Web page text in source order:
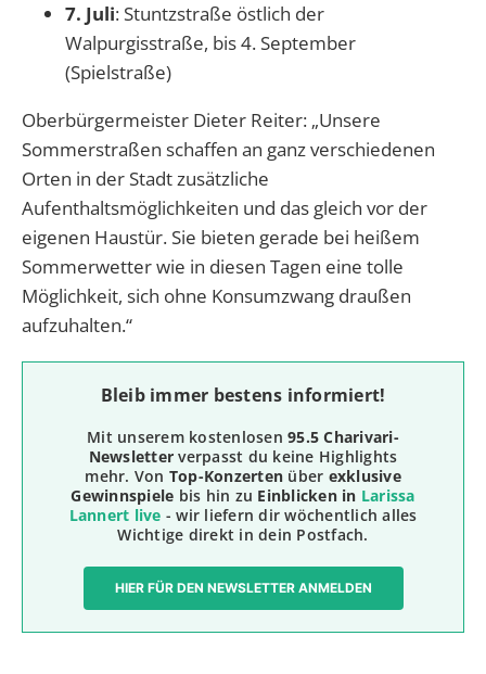
7. Juli: Stuntzstraße östlich der
Walpurgisstraße, bis 4. September
(Spielstraße)
Oberbürgermeister Dieter Reiter: „Unsere
Sommerstraßen schaffen an ganz verschiedenen
Orten in der Stadt zusätzliche
Aufenthaltsmöglichkeiten und das gleich vor der
eigenen Haustür. Sie bieten gerade bei heißem
Sommerwetter wie in diesen Tagen eine tolle
Möglichkeit, sich ohne Konsumzwang draußen
aufzuhalten.“
Bleib immer bestens informiert!
Mit unserem kostenlosen95.5 Charivari-
Newsletter verpasst du keine Highlights
mehr. Von Top-Konzerten über exklusive
Gewinnspiele bis hin zu Einblicken in Larissa
Lannert live - wir liefern dir wöchentlich alles
Wichtige direkt in dein Postfach.
HIER FÜR DEN NEWSLETTER ANMELDEN